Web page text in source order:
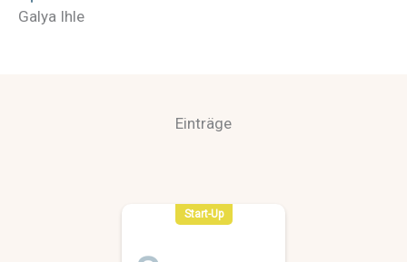
Galya Ihle
Einträge
Start-Up